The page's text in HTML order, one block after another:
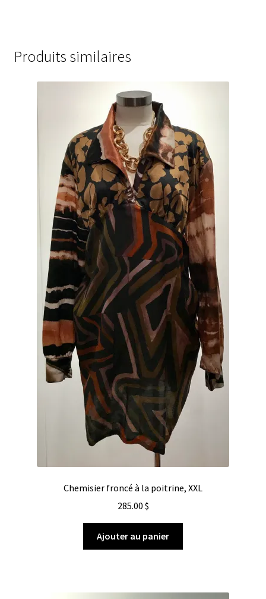
Produits similaires
Chemisier froncé à la poitrine, XXL
285.00 $
Ajouter au panier